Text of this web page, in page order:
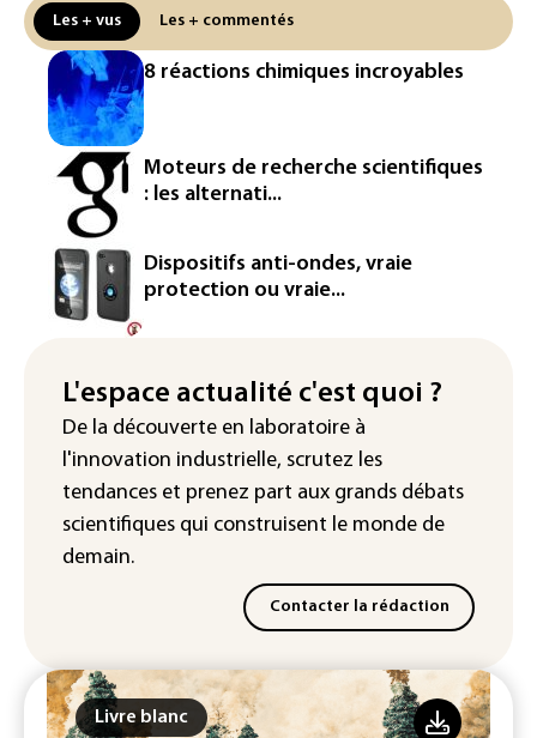
réseau
Véhicules de livraison autonomes: la
France ouvre la voie à leur
homologation
Iris³: Eutelsat investira 3,4 milliards
d'euros dans la future constellation
européenne
Le magazine VSD racheté par
l'entrepreneur Vianney d'Alançon
La production française de maïs
"Retour en force" progressif de la
chaleur dans les prochains jours en
France
Les + vus Les + commentés
8 réactions chimiques incroyables
Moteurs de recherche scientifiques
: les alternati...
Dispositifs anti-ondes, vraie
protection ou vraie...
L'espace actualité c'est quoi ?
De la découverte en laboratoire à
l'innovation industrielle, scrutez les
tendances et prenez part aux grands débats
scientifiques qui construisent le monde de
demain.
Contacter la rédaction
Livre blanc